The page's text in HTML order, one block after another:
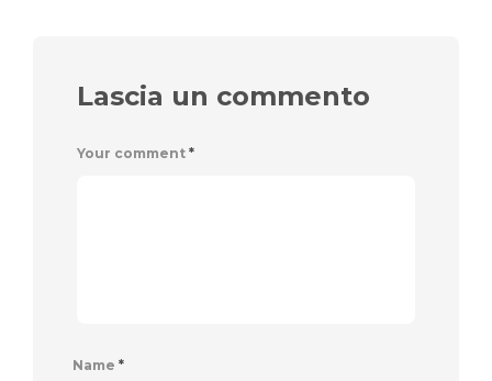
Lascia un commento
Your comment *
Name *